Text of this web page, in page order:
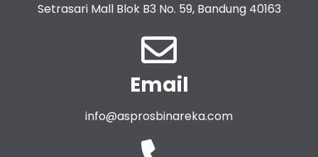
Setrasari Mall Blok B3 No. 59, Bandung 40163
Email
info@asprosbinareka.com